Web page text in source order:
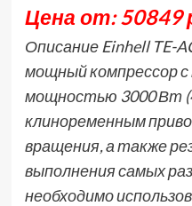
Цена от: 50849
Описание Einhell TE-
мощный компрессор
мощностью 3000 Вт
клиноременным
вращения, а также
выполнения самых
необходимо